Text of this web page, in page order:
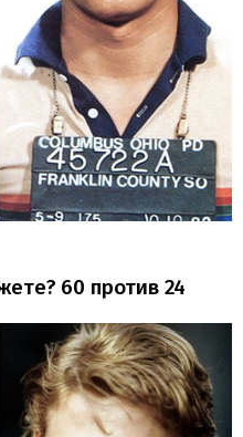
60 против 24